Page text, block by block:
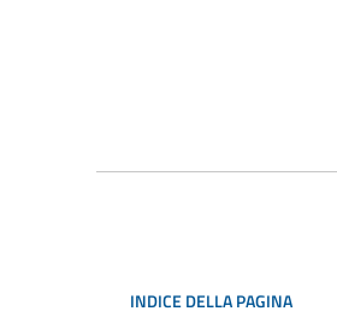
INDICE DELLA PAGINA